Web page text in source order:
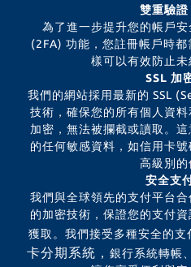
雙重驗
為了進一步提升您的帳戶
(2FA) 功能，您註冊帳戶時
樣可以有效防止未
SSL 加
我們的網站採用最新的 SSL
技術，確保您的所有個人資
加密，無法被攔截或讀取。
的任何敏感資料，如信用卡
高級別的
安全支
我們與全球領先的支付平台
的加密技術，保證您的支付
獲取。我們接受多種安全的支
卡分期系統， 銀行系統轉帳